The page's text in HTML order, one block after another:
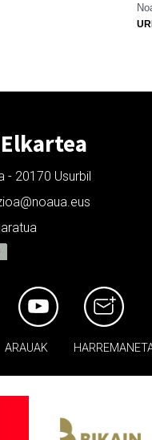
- 20170 Usurbil
ARAUAK